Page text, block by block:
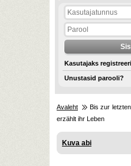
Kasutajaks
Unustasid parooli?
Avaleht
Bis zur
erzählt ihr Leben
Kuva abi